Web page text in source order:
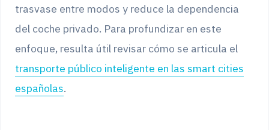
trasvase entre modos y reduce la dependencia
del coche privado. Para profundizar en este
enfoque, resulta útil revisar cómo se articula el
transporte público inteligente en las smart cities
españolas.